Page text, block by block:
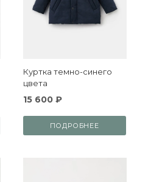
Куртка темно-синего
цвета
15 600 ₽
ПОДРОБНЕЕ